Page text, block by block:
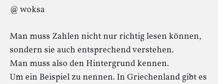
@ woksa
Man muss Zahlen nicht nur richtig lesen können,
sondern sie auch entsprechend verstehen.
Man muss also den Hintergrund kennen.
Um ein Beispiel zu nennen. In Griechenland gibt es